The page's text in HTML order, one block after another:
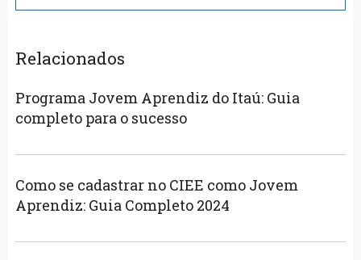
Relacionados
Programa Jovem Aprendiz do Itaú: Guia
completo para o sucesso
Como se cadastrar no CIEE como Jovem
Aprendiz: Guia Completo 2024